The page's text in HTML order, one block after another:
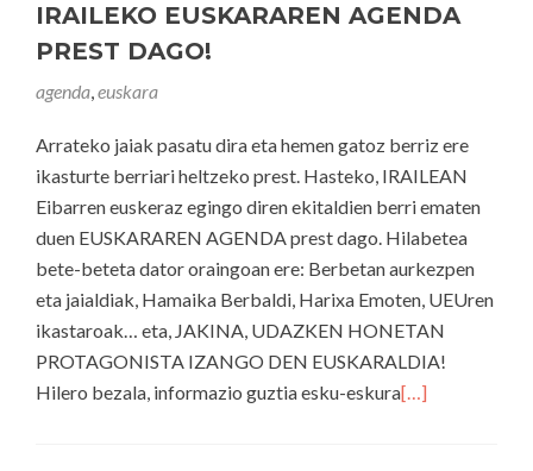
IRAILEKO EUSKARAREN AGENDA
PREST DAGO!
agenda,euskara
Arrateko jaiak pasatu dira eta hemen gatoz berriz ere
ikasturte berriari heltzeko prest. Hasteko, IRAILEAN
Eibarren euskeraz egingo diren ekitaldien berri ematen
duen EUSKARAREN AGENDA prest dago. Hilabetea
bete-beteta dator oraingoan ere: Berbetan aurkezpen
eta jaialdiak, Hamaika Berbaldi, Harixa Emoten, UEUren
ikastaroak… eta, JAKINA, UDAZKEN HONETAN
PROTAGONISTA IZANGO DEN EUSKARALDIA!
Hilero bezala, informazio guztia esku-eskura[…]